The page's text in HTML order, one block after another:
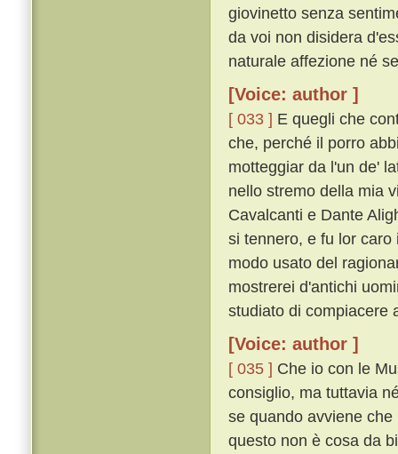
giovinetto senza
da voi non disidera
naturale affezione né
[Voice: author ]
[ 033 ] E quegli che
che, perché il porro
motteggiar da l'un de'
nello stremo della mia
Cavalcanti e Dante
si tennero, e fu lor
modo usato del
mostrerei d'antichi
studiato di compiacere
[Voice: author ]
[ 035 ] Che io con le
consiglio, ma tuttavia
se quando avviene
questo non è cosa da